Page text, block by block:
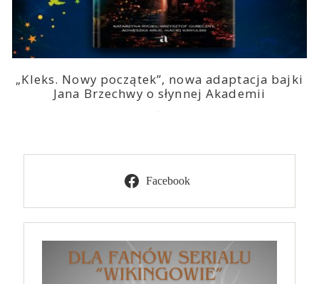
„Kleks. Nowy początek”, nowa adaptacja bajki
Jana Brzechwy o słynnej Akademii
Facebook